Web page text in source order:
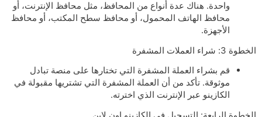
واحدة. هناك عدة أنواع من المحافظ، مثل محافظ الإنترنت، أو
محافظ الهاتف المحمول، أو محافظ سطح المكتب، أو محافظ
الأجهزة.
الخطوة 3: شراء العملات المشفرة
قم بشراء العملة المشفرة التي تختارها على منصة تبادل
موثوقة. تأكد من أن العملة المشفرة التي تشتريها مقبولة في
الكازينو عبر الإنترنت الذي اخترته.
الخطوة الرابعة: التسجيل في الكازينو اون لاين